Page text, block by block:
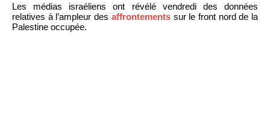
Les médias israéliens ont révélé vendredi des données
relatives à l’ampleur des affrontementssur le front nord de la
Palestine occupée.